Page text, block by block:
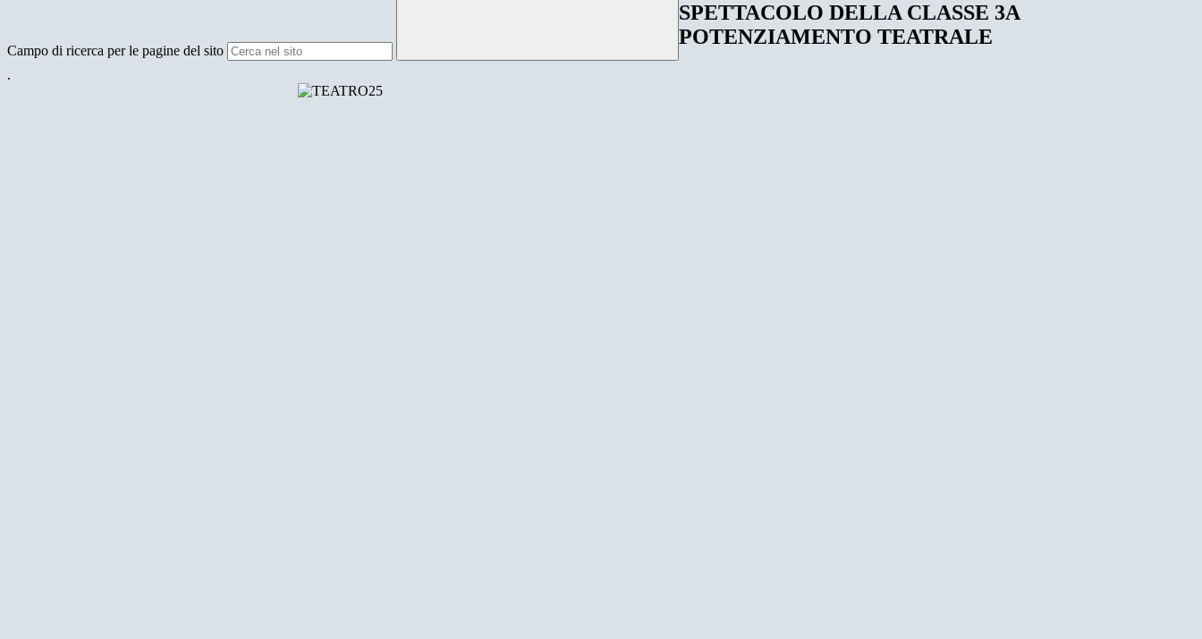
Campo di ricerca per le pagine del sito
SPETTACOLO DELLA CLASSE 3A
POTENZIAMENTO TEATRALE
.